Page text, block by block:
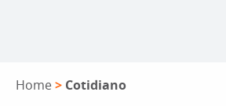
Home > Cotidiano